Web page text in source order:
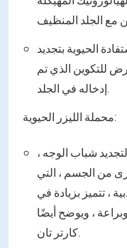
الحيوية بتجديد
للتكوين الذي تم
إدخاله في الجلد.
محملة الليزر الحيوية:
شباب الوجه ،
من الجسم ، التي
، تتميز بزيادة في
، ويوضح أيضًا
كارتر تان.